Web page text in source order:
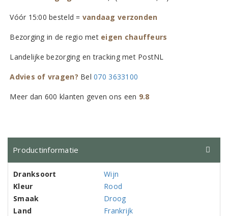
Vóór 15:00 besteld = vandaag verzonden
Bezorging in de regio met eigen chauffeurs
Landelijke bezorging en tracking met PostNL
Advies of vragen? Bel070 3633100
Meer dan 600 klanten geven ons een 9.8
Productinformatie
Dranksoort
Wijn
Kleur
Rood
Smaak
Droog
Land
Frankrijk